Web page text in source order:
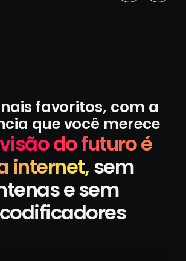
favoritos, com a
que você merece
do futuro é
internet,sem
e sem